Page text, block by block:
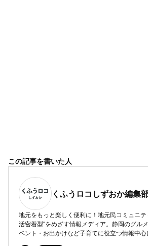
この記事を書いた人
くふうロコしずおか編集
地元をもっと楽しく便利に！地元民コミュニ
活密着型"をめざす情報メディア。静岡のグル
ベント・お出かけなど子育てに役立つ情報中心